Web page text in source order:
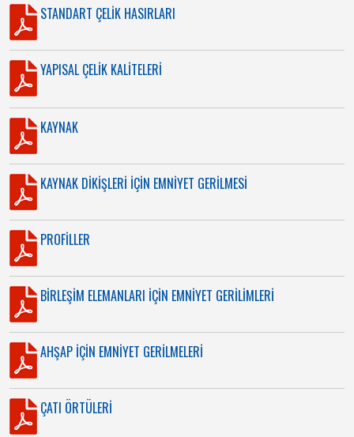
STANDART ÇELİK HASIRLARI
YAPISAL ÇELİK KALİTELERİ
KAYNAK
KAYNAK DİKİŞLERİ İÇİN EMNİYET GERİLMESİ
PROFİLLER
BİRLEŞİM ELEMANLARI İÇİN EMNİYET GERİLİMLERİ
AHŞAP İÇİN EMNİYET GERİLMELERİ
ÇATI ÖRTÜLERİ